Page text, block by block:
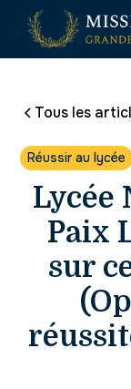
Tous les
Réussir au lycée
Lycée
Paix
sur